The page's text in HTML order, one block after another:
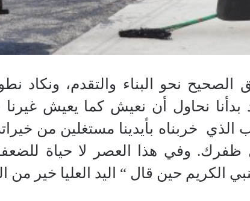
الصحيح نحو البناء والتقدم، ونكاد
بدأنا نحاول أن نعيش كما يعيش
الذي خربناه بأيدينا مستغلين من
وفي هذا العصر لا حياة
الكريم حين قال “ اليد العليا خير من